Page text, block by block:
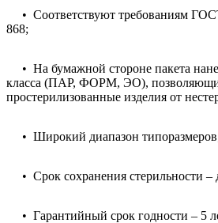
• Соответствуют требованиям
868;
• На бумажной стороне пакета
класса (ПАР, ФОРМ, ЭО),
простерилизованные изделия от
• Широкий диапазон
• Срок сохранения стерильности –
• Гарантийный срок годности – 5